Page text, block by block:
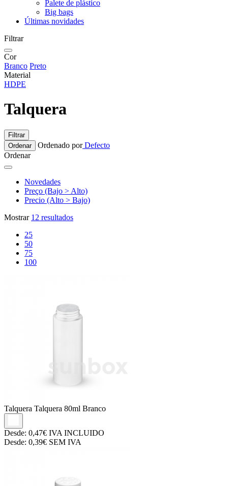
Palete de plástico
Big bags
Últimas novidades
Filtrar
Cor
Branco Preto
Material
HDPE
Talquera
Filtrar
Ordenar
Ordenado porDefecto
Ordenar
Novedades
Preço (Bajo > Alto)
Precio (Alto > Bajo)
Mostrar 12 resultados
25
50
75
100
Talquera Talquera 80ml Branco
Desde: 0,47€ IVA INCLUIDO
Desde: 0,39€ SEM IVA